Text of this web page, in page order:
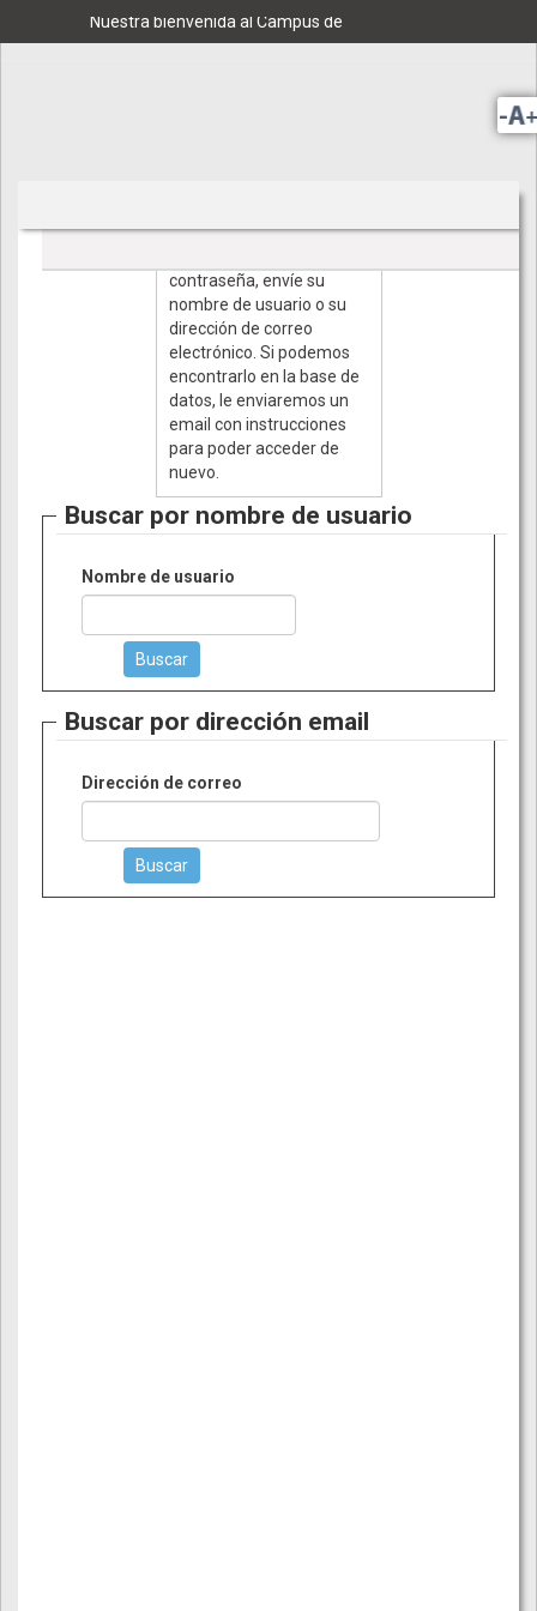
Nuestra bienvenida al Campus de
contraseña, envíe su
nombre de usuario o su
dirección de correo
electrónico. Si podemos
encontrarlo en la base de
datos, le enviaremos un
email con instrucciones
para poder acceder de
nuevo.
Buscar por nombre de usuario
Nombre de usuario
Buscar por dirección email
Dirección de correo